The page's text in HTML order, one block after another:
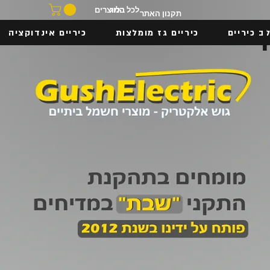
בלוג
לכל המוצרים
כיריים כיריים גז מומלצות כיריים אינדוקציה
תקנון האתר